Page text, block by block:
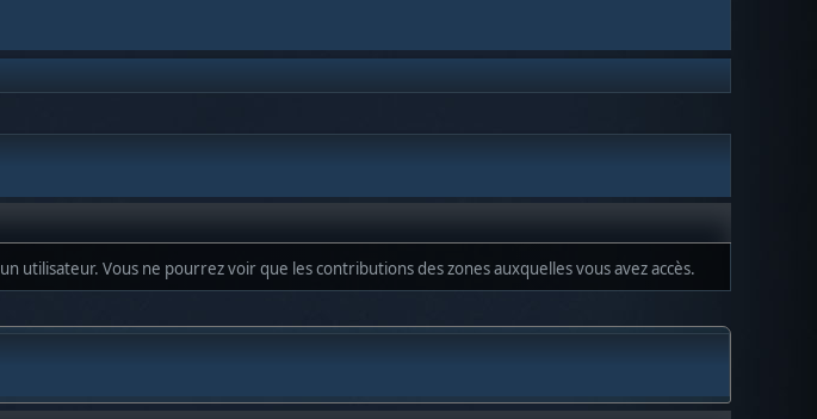
Vous ne pourrez voir que les contributions des zones auxquelles vous avez accès.